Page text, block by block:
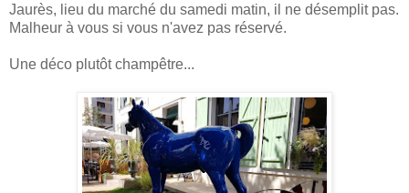
Jaurès, lieu du marché du samedi matin, il ne désemplit pas.
Malheur à vous si vous n'avez pas réservé.
Une déco plutôt champêtre...